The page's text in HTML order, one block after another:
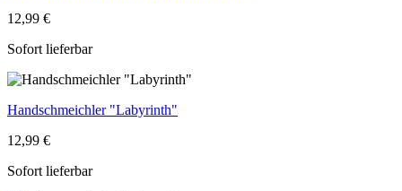
12,99 €
Sofort lieferbar
Handschmeichler "Labyrinth"
12,99 €
Sofort lieferbar